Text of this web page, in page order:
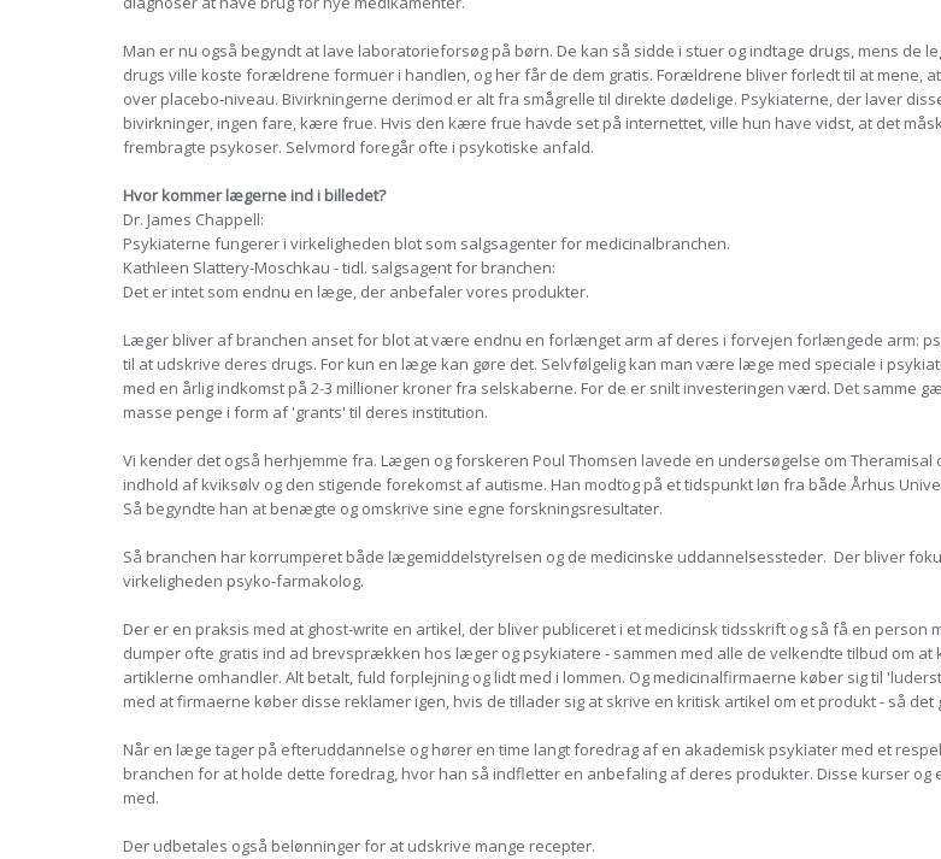
Man er nu også begyndt at lave laboratorieforsøg på børn. De kan så sidde i stuer og indtage drugs, mens de
drugs ville koste forældrene formuer i handlen, og her får de dem gratis. Forældrene bliver forledt til at mene,
over placebo-niveau. Bivirkningerne derimod er alt fra smågrelle til direkte dødelige. Psykiaterne, der laver
bivirkninger, ingen fare, kære frue. Hvis den kære frue havde set på internettet, ville hun have vidst, at det
frembragte psykoser. Selvmord foregår ofte i psykotiske anfald.
Hvor kommer lægerne ind i billedet?
Dr. James Chappell:
Psykiaterne fungerer i virkeligheden blot som salgsagenter for medicinalbranchen.
Kathleen Slattery-Moschkau - tidl. salgsagent for branchen:
Det er intet som endnu en læge, der anbefaler vores produkter.
Læger bliver af branchen anset for blot at være endnu en forlænget arm af deres i forvejen forlængede arm:
til at udskrive deres drugs. For kun en læge kan gøre det. Selvfølgelig kan man være læge med speciale i
med en årlig indkomst på 2-3 millioner kroner fra selskaberne. For de er snilt investeringen værd. Det samme
masse penge i form af 'grants' til deres institution.
Vi kender det også herhjemme fra. Lægen og forskeren Poul Thomsen lavede en undersøgelse om
indhold af kviksølv og den stigende forekomst af autisme. Han modtog på et tidspunkt løn fra både Århus
Så begyndte han at benægte og omskrive sine egne forskningsresultater.
Så branchen har korrumperet både lægemiddelstyrelsen og de medicinske uddannelsessteder. Der bliver
virkeligheden psyko-farmakolog.
Der er en praksis med at ghost-write en artikel, der bliver publiceret i et medicinsk tidsskrift og så få en
dumper ofte gratis ind ad brevsprækken hos læger og psykiatere - sammen med alle de velkendte tilbud om
artiklerne omhandler. Alt betalt, fuld forplejning og lidt med i lommen. Og medicinalfirmaerne køber sig til
med at firmaerne køber disse reklamer igen, hvis de tillader sig at skrive en kritisk artikel om et produkt - så det
Når en læge tager på efteruddannelse og hører en time langt foredrag af en akademisk psykiater med et
branchen for at holde dette foredrag, hvor han så indfletter en anbefaling af deres produkter. Disse kurser
med.
Der udbetales også belønninger for at udskrive mange recepter.